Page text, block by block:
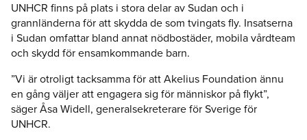
UNHCR finns på plats i stora delar av Sudan och i
grannländerna för att skydda de som tvingats fly. Insatserna
i Sudan omfattar bland annat nödbostäder, mobila vårdteam
och skydd för ensamkommande barn.
”Vi är otroligt tacksamma för att Akelius Foundation ännu
en gång väljer att engagera sig för människor på flykt”,
säger Åsa Widell, generalsekreterare för Sverige för
UNHCR.